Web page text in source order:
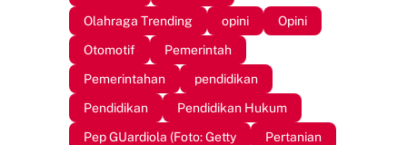
Olahraga Trending
opini
Opini
Otomotif
Pemerintah
Pemerintahan
pendidikan
Pendidikan
Pendidikan Hukum
Pep GUardiola (Foto: Getty
Pertanian